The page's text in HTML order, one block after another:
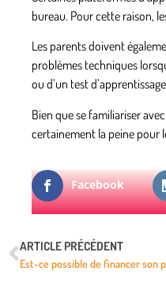
bureau. Pour cette raison,
Les parents doivent
problèmes techniques
ou d’un test
Bien que se familiariser
certainement la peine pour
Facebook
ARTICLE PRÉCÉDENT
Est-ce possible de financer son